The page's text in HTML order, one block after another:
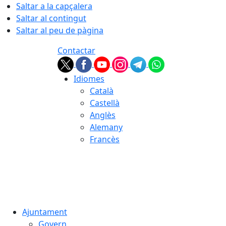
Saltar a la capçalera
Saltar al contingut
Saltar al peu de pàgina
Contactar
Idiomes
Català
Castellà
Anglès
Alemany
Francès
Ajuntament